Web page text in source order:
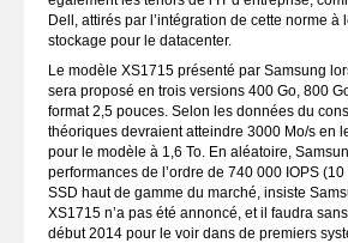
Dell, attirés par l’intégration de cette norme à
stockage pour le datacenter.
Le modèle XS1715 présenté par Samsung
sera proposé en trois versions 400 Go, 800
format 2,5 pouces. Selon les données du
théoriques devraient atteindre 3000 Mo/s en
pour le modèle à 1,6 To. En aléatoire,
performances de l’ordre de 740 000 IOPS
SSD haut de gamme du marché, insiste
XS1715 n’a pas été annoncé, et il faudra
début 2014 pour le voir dans de premiers